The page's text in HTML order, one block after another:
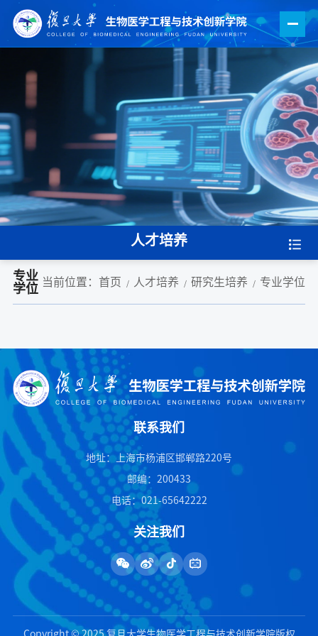
人才培养
专业
学位 当前位置： 首页 人才培养 研究生培养 专业学位
联系我们
地址：上海市杨浦区邯郸路220号
邮编：200433
电话：021-65642222
关注我们
Copyright © 2025 复旦大学生物医学工程与技术创新学院版权